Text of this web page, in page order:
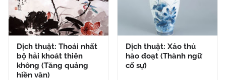
Dịch thuật: Thoái nhất
bộ hải khoát thiên
không (Tăng quảng
hiền văn)
Dịch thuật: Xảo thủ
hào đoạt (Thành ngữ
cố sự)